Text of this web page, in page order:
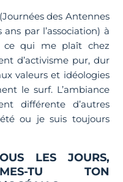
des Antennes
par l’association) à
ce qui me plaît chez
d’activisme pur, dur
valeurs et idéologies
le surf. L’ambiance
différente d’autres
ou je suis toujours
LES JOURS,
TU TON